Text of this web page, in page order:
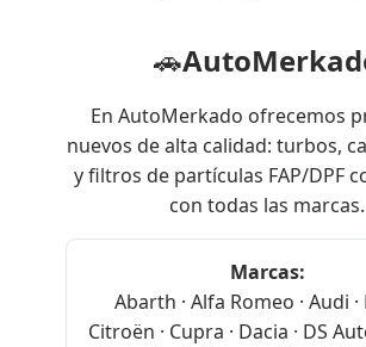
🚗
En AutoMerkado ofrecemos
nuevos de alta calidad: turbos,
y filtros de partículas FAP/DPF
con todas las marcas.
Marcas:
Abarth · Alfa Romeo · Audi ·
Citroën · Cupra · Dacia · DS